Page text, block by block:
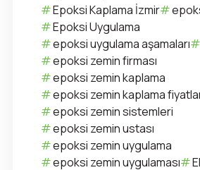
Epoksi Kaplama İzmir
Epoksi Uygulama
epoksi uygulama aşamaları
epoksi zemin firması
epoksi zemin kaplama
epoksi zemin kaplama
epoksi zemin sistemleri
epoksi zemin ustası
epoksi zemin uygulama
epoksi zemin uygulaması